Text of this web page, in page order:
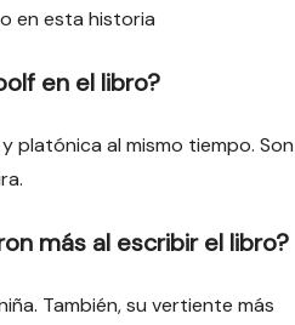
en esta historia
en el libro?
platónica al mismo tiempo. Son
más al escribir el libro?
También, su vertiente más